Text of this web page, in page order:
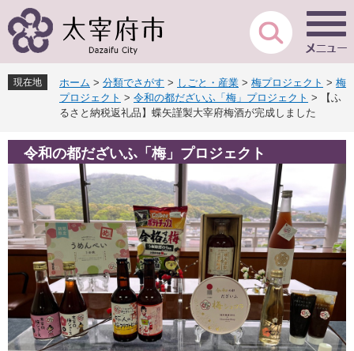
ー
先
頭
。
ニ
を
飛
て
へ
現在地 ホーム > 分類でさがす > しごと・産業 > 梅プロジェクト > 梅
プロジェクト > 令和の都だざいふ「梅」プロジェクト >
【ふ
るさと納税返礼品】蝶矢謹製大宰府梅酒が完成しました
令和の都だざいふ「梅」プロジェクト